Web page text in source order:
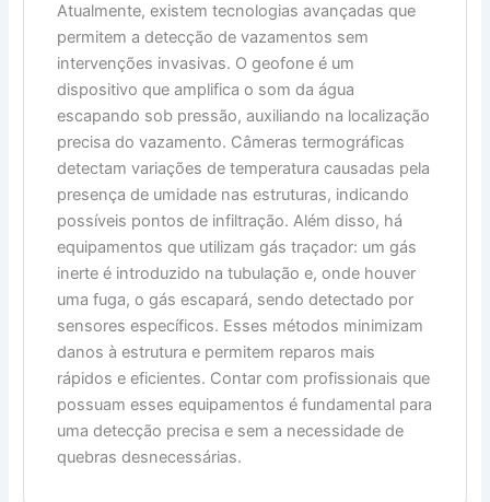
Atualmente, existem tecnologias avançadas que
permitem a detecção de vazamentos sem
intervenções invasivas. O geofone é um
dispositivo que amplifica o som da água
escapando sob pressão, auxiliando na localização
precisa do vazamento. Câmeras termográficas
detectam variações de temperatura causadas pela
presença de umidade nas estruturas, indicando
possíveis pontos de infiltração. Além disso, há
equipamentos que utilizam gás traçador: um gás
inerte é introduzido na tubulação e, onde houver
uma fuga, o gás escapará, sendo detectado por
sensores específicos. Esses métodos minimizam
danos à estrutura e permitem reparos mais
rápidos e eficientes. Contar com profissionais que
possuam esses equipamentos é fundamental para
uma detecção precisa e sem a necessidade de
quebras desnecessárias.